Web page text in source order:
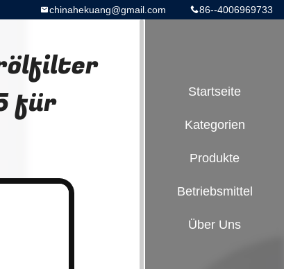
86--4006969733
chinahekuang@gmail.com
für
Startseite
Kategorien
Produkte
Betriebsmittel
Über Uns